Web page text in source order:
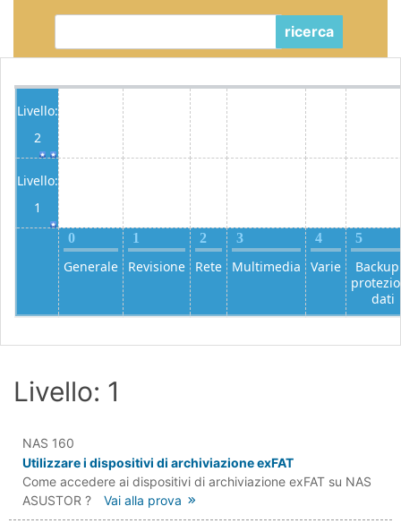
ricerca
Livello:
2
Livello:
1
0
Generale
1
Revisione
2
Rete
3
Multimedia
4
Varie
5
dati
Livello: 1
NAS 160
Utilizzare i dispositivi di archiviazione exFAT
Come accedere ai dispositivi di archiviazione exFAT su NAS
ASUSTOR ?
Vai alla prova